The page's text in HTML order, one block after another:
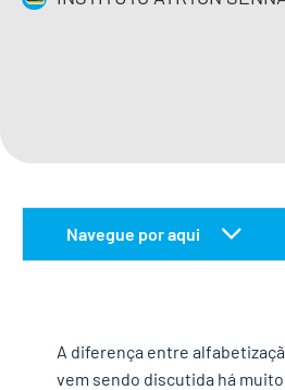
Navegue por aqui
esclarecendo as distinções
A diferença entre
vem sendo discutida há muito